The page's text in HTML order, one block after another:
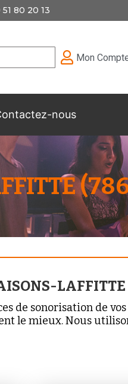
80 20 13
Mon
nous
LAFFITTE
de sonorisation de
le mieux. Nous